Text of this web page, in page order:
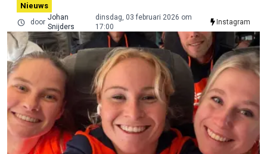
Nieuws
door
Johan
Snijders
dinsdag, 03 februari 2026 om
17:00
Instagram